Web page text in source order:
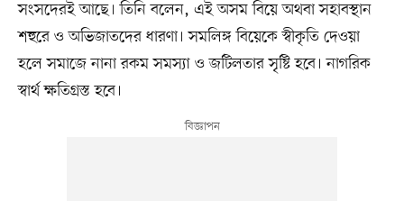
সংসদেরই আছে। তিনি বলেন, এই অসম বিয়ে অথবা সহাবস্থান
শহুরে ও অভিজাতদের ধারণা। সমলিঙ্গ বিয়েকে স্বীকৃতি দেওয়া
হলে সমাজে নানা রকম সমস্যা ও জটিলতার সৃষ্টি হবে। নাগরিক
স্বার্থ ক্ষতিগ্রস্ত হবে।